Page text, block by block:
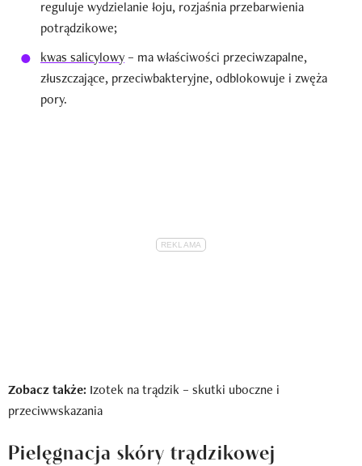
reguluje wydzielanie łoju, rozjaśnia przebarwienia
potrądzikowe;
kwas salicylowy – ma właściwości przeciwzapalne,
złuszczające, przeciwbakteryjne, odblokowuje i zwęża
pory.
Zobacz także: Izotek na trądzik – skutki uboczne i
przeciwwskazania
Pielęgnacja skóry trądzikowej